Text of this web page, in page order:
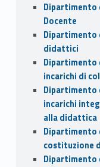
Dipartimento
Docente
Dipartimento
didattici
Dipartimento
incarichi di
Dipartimento
incarichi
alla didattica
Dipartimento
costituzione
Dipartimento